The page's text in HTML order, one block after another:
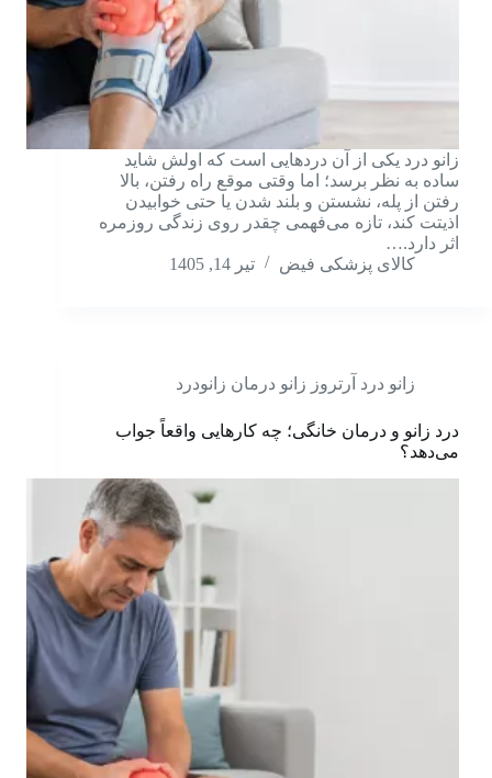
زانو درد یکی از آن دردهایی است که اولش شاید
ساده به نظر برسد؛ اما وقتی موقع راه رفتن، بالا
رفتن از پله، نشستن و بلند شدن یا حتی خوابیدن
اذیتت کند، تازه می‌فهمی چقدر روی زندگی روزمره
اثر دارد.…
کالای پزشکی فیض
تیر 14, 1405
زانو درد آرتروز زانو درمان زانودرد
درد زانو و درمان خانگی؛ چه کارهایی واقعاً جواب
می‌دهد؟